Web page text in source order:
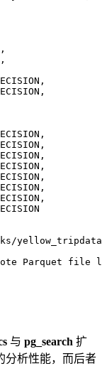
,
,
,
,
,
,
,
,
,
,
,
与 pg_search 扩
分析性能，而后者